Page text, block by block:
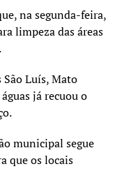
na segunda-feira,
limpeza das áreas
São Luís, Mato
já recuou o
municipal segue
que os locais